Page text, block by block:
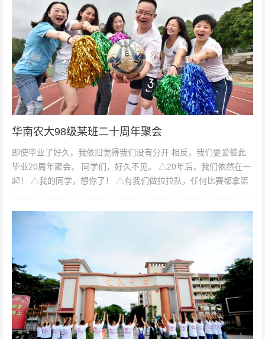
华南农大98级某班二十周年聚会
即使毕业了好久，我依旧觉得我们没有分开 相反，我们更爱彼此
毕业20周年聚会， 同学们，好久不见。 △20年后，我们依然在一
起！ △我的同学，想你了！ △有我们做拉拉队，任何比赛都拿第